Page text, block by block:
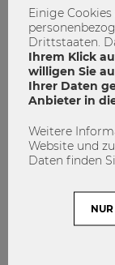
Das sind
2021 - wer
Einige
Drittstaaten.
Ihrem Klick auf
willigen Sie
Ihrer Daten
Anbieter in
Weitere
Website und
Daten finden